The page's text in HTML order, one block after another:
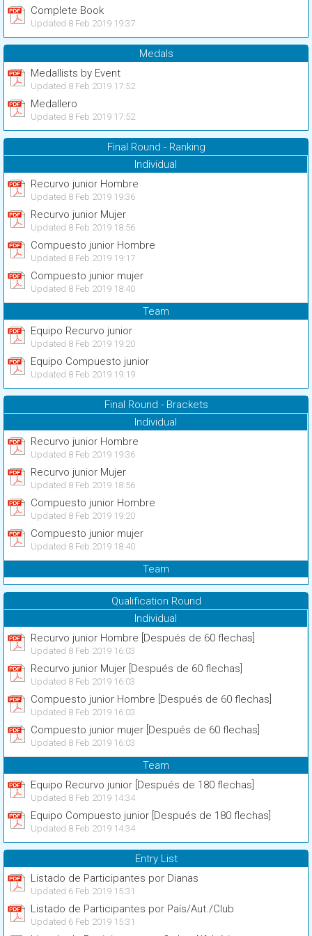
Complete Book
Updated 8 Feb 2019 19:37
Medals
Medallists by Event
Updated 8 Feb 2019 17:52
Medallero
Updated 8 Feb 2019 17:52
Final Round - Ranking
Individual
Recurvo junior Hombre
Updated 8 Feb 2019 19:36
Recurvo junior Mujer
Updated 8 Feb 2019 18:56
Compuesto junior Hombre
Updated 8 Feb 2019 19:17
Compuesto junior mujer
Updated 8 Feb 2019 18:40
Team
Equipo Recurvo junior
Updated 8 Feb 2019 19:20
Equipo Compuesto junior
Updated 8 Feb 2019 19:19
Final Round - Brackets
Individual
Recurvo junior Hombre
Updated 8 Feb 2019 19:36
Recurvo junior Mujer
Updated 8 Feb 2019 18:56
Compuesto junior Hombre
Updated 8 Feb 2019 19:20
Compuesto junior mujer
Updated 8 Feb 2019 18:40
Team
Qualification Round
Individual
Recurvo junior Hombre [Después de 60 flechas]
Updated 8 Feb 2019 16:03
Recurvo junior Mujer [Después de 60 flechas]
Updated 8 Feb 2019 16:03
Compuesto junior Hombre [Después de 60 flechas]
Updated 8 Feb 2019 16:03
Compuesto junior mujer [Después de 60 flechas]
Updated 8 Feb 2019 16:03
Team
Equipo Recurvo junior [Después de 180 flechas]
Updated 8 Feb 2019 14:34
Equipo Compuesto junior [Después de 180 flechas]
Updated 8 Feb 2019 14:34
Entry List
Listado de Participantes por Dianas
Updated 6 Feb 2019 15:31
Listado de Participantes por País/Aut./Club
Updated 6 Feb 2019 15:31